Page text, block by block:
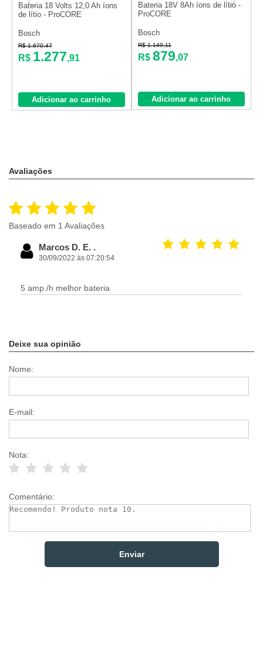
Bateria 18 Volts 12,0 Ah íons
de lítio - ProCORE
Bosch
R$ 1.670,47
R$ 1.277,91
Adicionar ao carrinho
Bateria 18V 8Ah íons de lítio -
ProCORE
Bosch
R$ 1.149,11
R$ 879,07
Adicionar ao carrinho
Avaliações
Baseado em 1 Avaliações
Marcos D. E. .
30/09/2022 às 07:20:54
5 amp./h melhor bateria
Deixe sua opinião
Nome:
E-mail:
Nota:
Comentário: